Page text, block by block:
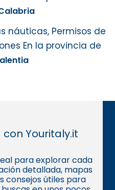
náuticas, Permisos de
En la provincia de
Youritaly.it
para explorar cada
detallada, mapas
consejos útiles para